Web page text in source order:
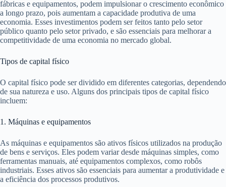
fábricas e equipamentos, podem impulsionar o crescimento econômico
a longo prazo, pois aumentam a capacidade produtiva de uma
economia. Esses investimentos podem ser feitos tanto pelo setor
público quanto pelo setor privado, e são essenciais para melhorar a
competitividade de uma economia no mercado global.
Tipos de capital físico
O capital físico pode ser dividido em diferentes categorias, dependendo
de sua natureza e uso. Alguns dos principais tipos de capital físico
incluem:
1. Máquinas e equipamentos
As máquinas e equipamentos são ativos físicos utilizados na produção
de bens e serviços. Eles podem variar desde máquinas simples, como
ferramentas manuais, até equipamentos complexos, como robôs
industriais. Esses ativos são essenciais para aumentar a produtividade e
a eficiência dos processos produtivos.